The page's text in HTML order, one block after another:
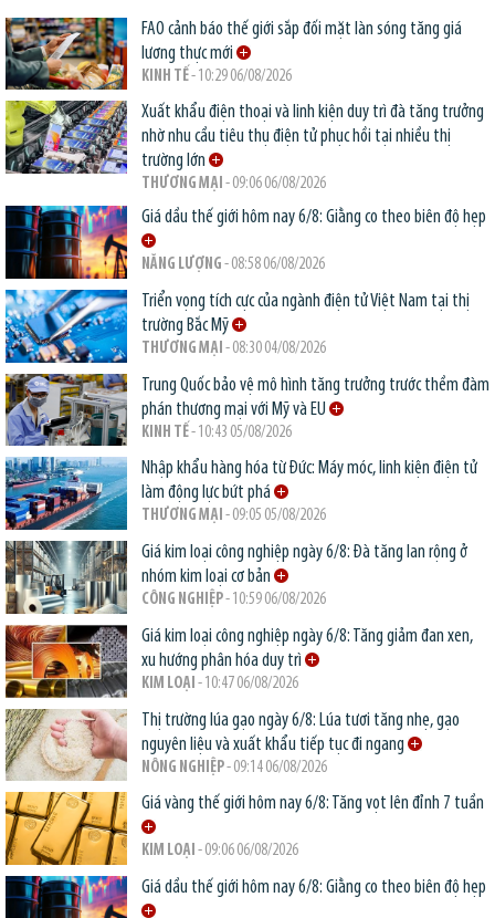
FAO cảnh báo thế giới sắp đối mặt làn sóng tăng giá
lương thực mới
KINH TẾ- 10:29 06/08/2026
Xuất khẩu điện thoại và linh kiện duy trì đà tăng trưởng
nhờ nhu cầu tiêu thụ điện tử phục hồi tại nhiều thị
trường lớn
THƯƠNG MẠI - 09:06 06/08/2026
Giá dầu thế giới hôm nay 6/8: Giằng co theo biên độ hẹp
NĂNG LƯỢNG - 08:58 06/08/2026
Triển vọng tích cực của ngành điện tử Việt Nam tại thị
trường Bắc Mỹ
THƯƠNG MẠI - 08:30 04/08/2026
Trung Quốc bảo vệ mô hình tăng trưởng trước thềm đàm
phán thương mại với Mỹ và EU
KINH TẾ- 10:43 05/08/2026
Nhập khẩu hàng hóa từ Đức: Máy móc, linh kiện điện tử
làm động lực bứt phá
THƯƠNG MẠI - 09:05 05/08/2026
Giá kim loại công nghiệp ngày 6/8: Đà tăng lan rộng ở
nhóm kim loại cơ bản
CÔNG NGHIỆP- 10:59 06/08/2026
Giá kim loại công nghiệp ngày 6/8: Tăng giảm đan xen,
xu hướng phân hóa duy trì
KIM LOẠI - 10:47 06/08/2026
Thị trường lúa gạo ngày 6/8: Lúa tươi tăng nhẹ, gạo
nguyên liệu và xuất khẩu tiếp tục đi ngang
NÔNG NGHIỆP- 09:14 06/08/2026
Giá vàng thế giới hôm nay 6/8: Tăng vọt lên đỉnh 7 tuần
KIM LOẠI - 09:06 06/08/2026
Giá dầu thế giới hôm nay 6/8: Giằng co theo biên độ hẹp